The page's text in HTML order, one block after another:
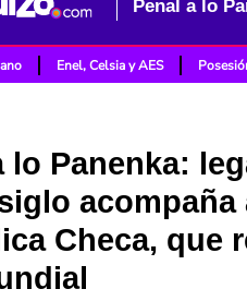
Enel, Celsia y AES
lo Panenka:
acompaña
Checa, que